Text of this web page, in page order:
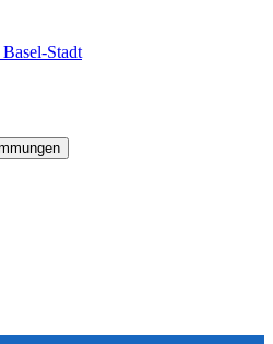
Stadt